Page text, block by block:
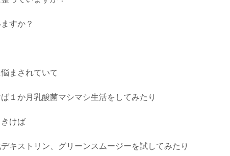
すか？
まされていて
１か月乳酸菌マシマシ生活をしてみたり
けば
キストリン、グリーンスムージーを試してみたり